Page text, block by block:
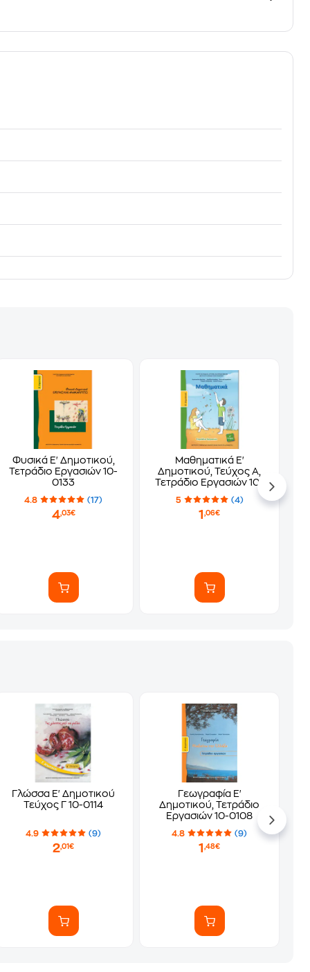
Φυσικά Ε' Δημοτικού,
Τετράδιο Εργασιών 10-
0133
4.8 (17)
4,03€
Μαθηματικά Ε'
Δημοτικού, Τεύχος Α,
Τετράδιο Εργασιών 10-
0240
5 (4)
1,06€
Γλώσσα Ε' Δημοτικού
Τεύχος Γ 10-0114
4.9 (9)
2,01€
Γεωγραφία Ε'
Δημοτικού, Τετράδιο
Εργασιών 10-0108
4.8 (9)
1,48€